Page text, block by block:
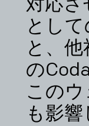
とし
と、
の
この
も影響